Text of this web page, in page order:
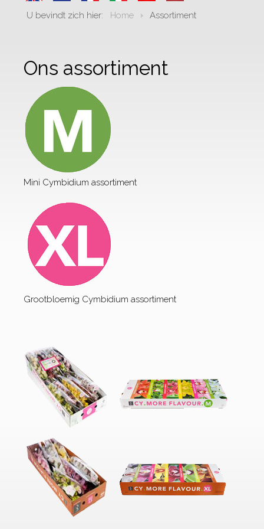
U bevindt zich hier: Home Assortiment
Ons assortiment
Mini Cymbidium assortiment
Grootbloemig Cymbidium assortiment